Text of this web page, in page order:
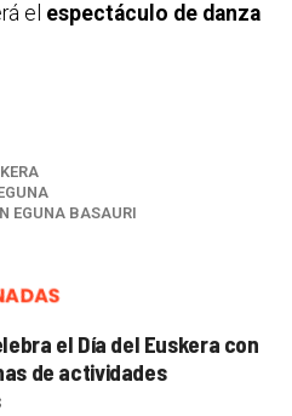
el espectáculo de danza
EGUNA BASAURI
el Día del Euskera con
de actividades